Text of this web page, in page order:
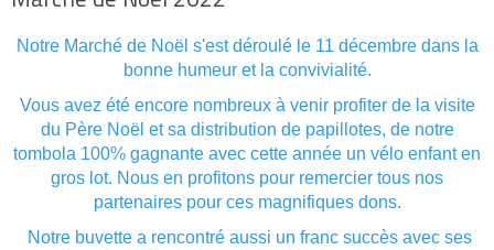
Notre Marché de Noël s'est déroulé le 11 décembre dans la
bonne humeur et la convivialité.
Vous avez été encore nombreux à venir profiter de la visite
du Père Noël et sa distribution de papillotes, de notre
tombola 100% gagnante avec cette année un vélo enfant en
gros lot. Nous en profitons pour remercier tous nos
partenaires pour ces magnifiques dons.
Notre buvette a rencontré aussi un franc succès avec ses